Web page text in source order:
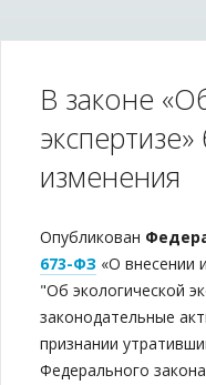
В законе
изменения
Опубликован
673-ФЗ «О внесении
"Об экологической
законодательные
признании
Федерального